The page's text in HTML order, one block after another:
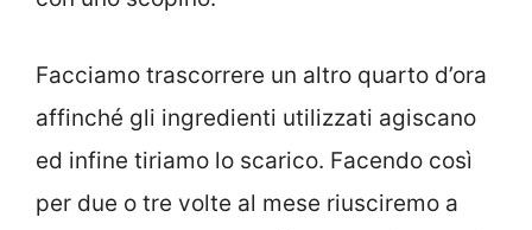
Facciamo trascorrere un altro quarto d’ora
affinché gli ingredienti utilizzati agiscano
ed infine tiriamo lo scarico. Facendo così
per due o tre volte al mese riusciremo a